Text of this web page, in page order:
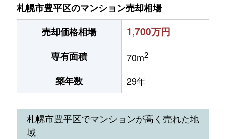
札幌市豊平区のマンション売却相場
売却価格相場
1,700万円
専有面積 70m2
築年数 29年
札幌市豊平区でマンションが高く売れた地
域